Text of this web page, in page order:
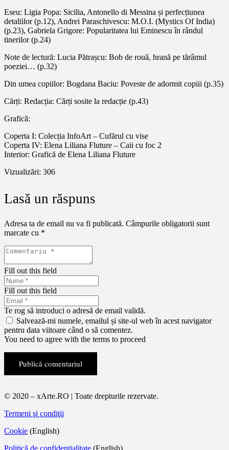
Eseu: Ligia Popa: Sicilia, Antonello di Messina și perfecțiunea
detaliilor (p.12), Andrei Paraschivescu: M.O.I. (Mystics Of India)
(p.23), Gabriela Grigore: Popularitatea lui Eminescu în rândul
tinerilor (p.24)
Note de lectură: Lucia Pătrașcu: Bob de rouă, hrană pe tărâmul
poeziei… (p.32)
Din umea copiilor: Bogdana Baciu: Poveste de adormit copiii (p.35)
Cărți: Redacția: Cărți sosite la redacție (p.43)
Grafică:
Coperta I: Colecția InfoArt – Cufărul cu vise
Coperta IV: Elena Liliana Fluture – Caii cu foc 2
Interior: Grafică de Elena Liliana Fluture
Vizualizări: 306
Lasă un răspuns
Adresa ta de email nu va fi publicată. Câmpurile obligatorii sunt
marcate cu *
Fill out this field
Fill out this field
Te rog să introduci o adresă de email validă.
Salvează-mi numele, emailul și site-ul web în acest navigator
pentru data viitoare când o să comentez.
You need to agree with the terms to proceed
Publică comentariul
© 2020 – xArte.RO | Toate drepturile rezervate.
Termeni şi condiţii
Cookie (English)